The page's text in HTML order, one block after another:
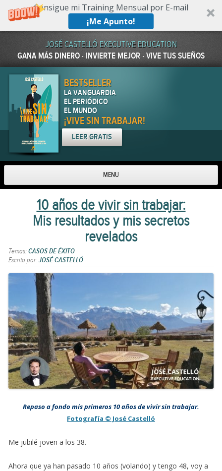
Consigue mi Training Mensual por E-mail
¡Me Apunto!
JOSÉ CASTELLÓ EXECUTIVE EDUCATION
GANA MÁS DINERO · INVIERTE MEJOR · VIVE TUS SUEÑOS
BESTSELLER
LA VANGUARDIA
EL PERIÓDICO
EL MUNDO
¡VIVE SIN TRABAJAR!
LEER GRATIS
MENU
Skip to content
10 años de vivir sin trabajar:
Mis resultados y mis secretos
revelados
Temas:CASOS DE ÉXITO
Escrito por:JOSÉ CASTELLÓ
Repaso a fondo mis primeros 10 años de vivir sin trabajar.
Fotografía © José Castelló
Me jubilé joven a los 38.
Ahora que ya han pasado 10 años (volando) y tengo 48, voy a